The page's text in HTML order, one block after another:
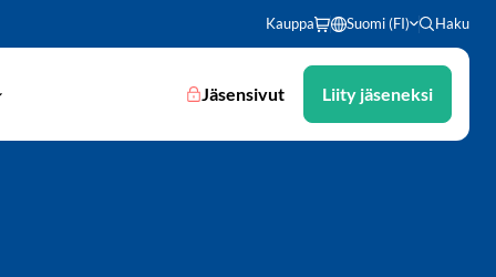
Kauppa Suomi (FI) Haku
Jäsensivut Liity jäseneksi